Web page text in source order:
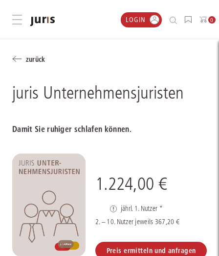
Menü öffnen LOGIN 0
zurück
juris Unternehmensjuristen
Damit Sie ruhiger schlafen können.
1.224,00 €
jährl. 1. Nutzer *
2. – 10. Nutzer jeweils 367,20 €
Preis ermitteln und anfragen